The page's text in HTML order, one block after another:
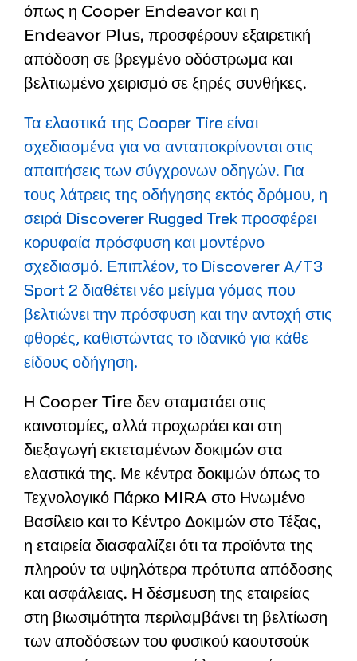
όπως η Cooper Endeavor και η
Endeavor Plus, προσφέρουν εξαιρετική
απόδοση σε βρεγμένο οδόστρωμα και
βελτιωμένο χειρισμό σε ξηρές συνθήκες.
Τα ελαστικά της Cooper Tire είναι
σχεδιασμένα για να ανταποκρίνονται στις
απαιτήσεις των σύγχρονων οδηγών. Για
τους λάτρεις της οδήγησης εκτός δρόμου, η
σειρά Discoverer Rugged Trek προσφέρει
κορυφαία πρόσφυση και μοντέρνο
σχεδιασμό. Επιπλέον, το Discoverer A/T3
Sport 2 διαθέτει νέο μείγμα γόμας που
βελτιώνει την πρόσφυση και την αντοχή στις
φθορές, καθιστώντας το ιδανικό για κάθε
είδους οδήγηση.
Η Cooper Tire δεν σταματάει στις
καινοτομίες, αλλά προχωράει και στη
διεξαγωγή εκτεταμένων δοκιμών στα
ελαστικά της. Με κέντρα δοκιμών όπως το
Τεχνολογικό Πάρκο MIRA στο Ηνωμένο
Βασίλειο και το Κέντρο Δοκιμών στο Τέξας,
η εταιρεία διασφαλίζει ότι τα προϊόντα της
πληρούν τα υψηλότερα πρότυπα απόδοσης
και ασφάλειας. Η δέσμευση της εταιρείας
στη βιωσιμότητα περιλαμβάνει τη βελτίωση
των αποδόσεων του φυσικού καουτσούκ